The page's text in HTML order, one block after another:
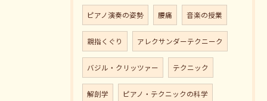
ピアノ演奏の姿勢 腰痛 音楽の授業
親指くぐり アレクサンダーテクニーク
バジル・クリッツァー テクニック
解剖学 ピアノ・テクニックの科学